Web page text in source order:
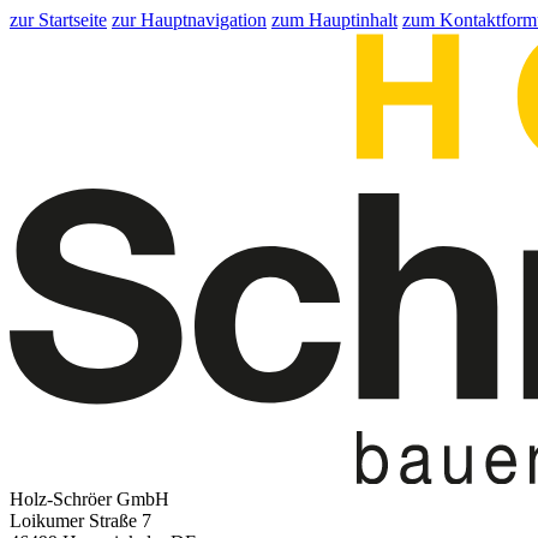
zur Startseite zur Hauptnavigation zum Hauptinhalt zum
Holz-Schröer GmbH
Loikumer Straße 7